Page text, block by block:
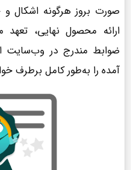
صورت بروز هرگونه اشکال
ارائه محصول نهایی،
ضوابط مندرج در وب‌سایت
آمده را به‌طور کامل برطرف